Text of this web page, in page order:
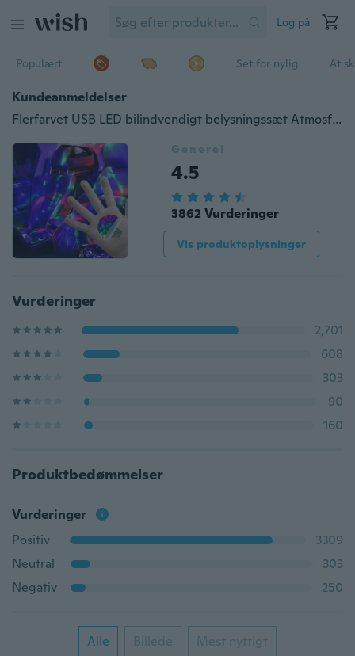
Log på
Populært Set for nylig At
Kundeanmeldelser
Flerfarvet USB LED bilindvendigt belysningssæt Atmosfære lys Neonlamper RGB Disco DJ Stage Lighting til hjemmefestindretning
Generel
4.5
3862 Vurderinger
Vis produktoplysninger
Vurderinger
2,701
608
303
90
160
Produktbedømmelser
Vurderinger
Positiv
3309
Neutral
303
Negativ
250
Alle Billede Mest nyttigt